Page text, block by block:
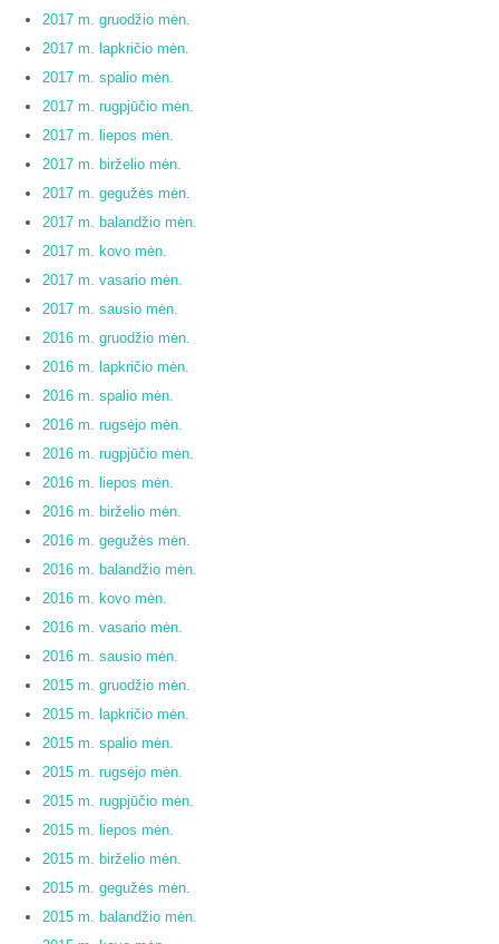
2017 m. gruodžio mėn.
2017 m. lapkričio mėn.
2017 m. spalio mėn.
2017 m. rugpjūčio mėn.
2017 m. liepos mėn.
2017 m. birželio mėn.
2017 m. gegužės mėn.
2017 m. balandžio mėn.
2017 m. kovo mėn.
2017 m. vasario mėn.
2017 m. sausio mėn.
2016 m. gruodžio mėn.
2016 m. lapkričio mėn.
2016 m. spalio mėn.
2016 m. rugsėjo mėn.
2016 m. rugpjūčio mėn.
2016 m. liepos mėn.
2016 m. birželio mėn.
2016 m. gegužės mėn.
2016 m. balandžio mėn.
2016 m. kovo mėn.
2016 m. vasario mėn.
2016 m. sausio mėn.
2015 m. gruodžio mėn.
2015 m. lapkričio mėn.
2015 m. spalio mėn.
2015 m. rugsėjo mėn.
2015 m. rugpjūčio mėn.
2015 m. liepos mėn.
2015 m. birželio mėn.
2015 m. gegužės mėn.
2015 m. balandžio mėn.